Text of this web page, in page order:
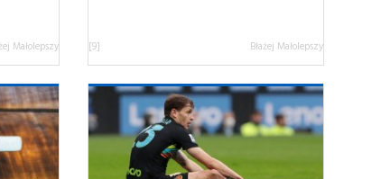
Małolepszy [9] Błażej Małolepszy